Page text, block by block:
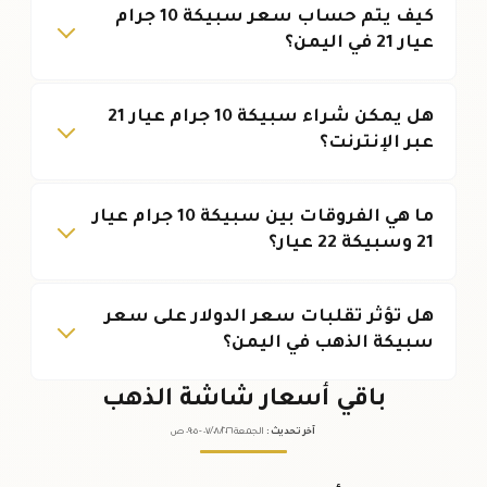
كيف يتم حساب سعر سبيكة 10 جرام
عيار 21 في اليمن؟
هل يمكن شراء سبيكة 10 جرام عيار 21
عبر الإنترنت؟
ما هي الفروقات بين سبيكة 10 جرام عيار
21 وسبيكة 22 عيار؟
هل تؤثر تقلبات سعر الدولار على سعر
سبيكة الذهب في اليمن؟
باقي أسعار شاشة الذهب
آخر تحديث : الجمعة ٠٧ /٠٨/٢٠٢٦ - ٠٩:٠٥ ص